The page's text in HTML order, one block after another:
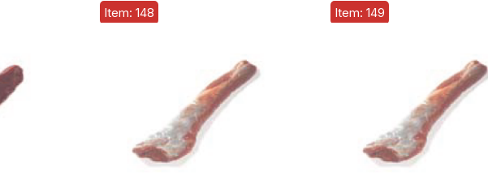
Item: 148 Item: 149